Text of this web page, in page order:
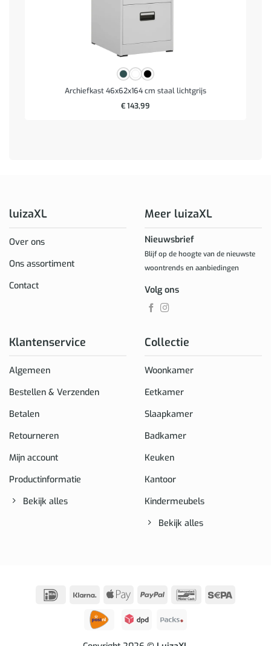
Archiefkast 46x62x164 cm staal lichtgrijs
€143,99
luizaXL
Over ons
Ons assortiment
Contact
Klantenservice
Algemeen
Bestellen & Verzenden
Betalen
Retourneren
Mijn account
Productinformatie
Bekijk alles
Collectie
Woonkamer
Eetkamer
Slaapkamer
Badkamer
Keuken
Kantoor
Kindermeubels
Bekijk alles
Meer luizaXL
Nieuwsbrief
Blijf op de hoogte van de nieuwste
woontrends en aanbiedingen
Volg ons
IDeal Klarna
Apple
PayPal Bancontact